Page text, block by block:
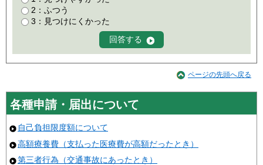
2：ふつう
3：見つけにくかった
ページの先頭へ戻る
各種申請・届出について
自己負担限度額について
高額療養費（支払った医療費が高額だったとき）
第三者行為（交通事故にあったとき）